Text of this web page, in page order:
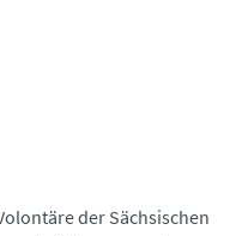
der Sächsischen